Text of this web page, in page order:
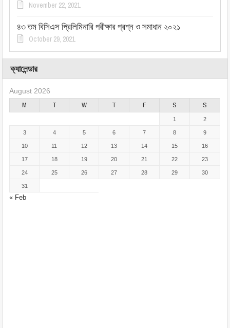
November 22, 2021
৪৩ তম বিসিএস প্রিলিমিনারি পরীক্ষার প্রশ্ন ও সমাধান ২০২১
October 29, 2021
ক্যালেন্ডার
August 2026
M T W T F S S
« Feb
1 2
3 4 5 6 7 8 9
10 11 12 13 14 15 16
17 18 19 20 21 22 23
24 25 26 27 28 29 30
31